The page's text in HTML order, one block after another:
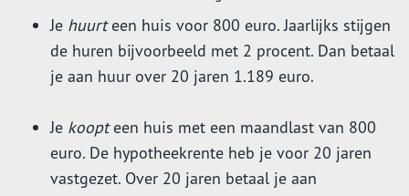
Je huurteen huis voor 800 euro. Jaarlijks stijgen
de huren bijvoorbeeld met 2 procent. Dan betaal
je aan huur over 20 jaren 1.189 euro.
Je koopteen huis met een maandlast van 800
euro. De hypotheekrente heb je voor 20 jaren
vastgezet. Over 20 jaren betaal je aan